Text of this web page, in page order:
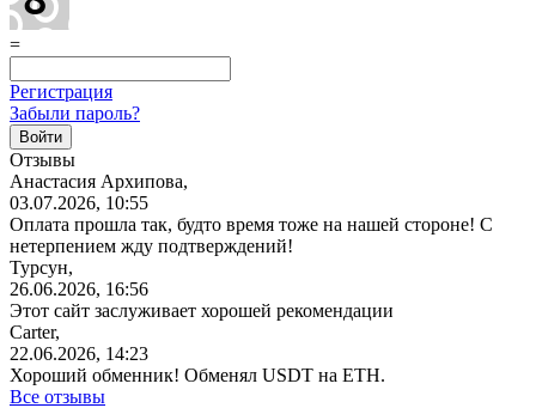
=
Регистрация
Забыли пароль?
Отзывы
Анастасия Архипова,
03.07.2026, 10:55
Оплата прошла так, будто время тоже на нашей стороне! С
нетерпением жду подтверждений!
Турсун,
26.06.2026, 16:56
Этот сайт заслуживает хорошей рекомендации
Carter,
22.06.2026, 14:23
Хороший обменник! Обменял USDT на ETH.
Все отзывы